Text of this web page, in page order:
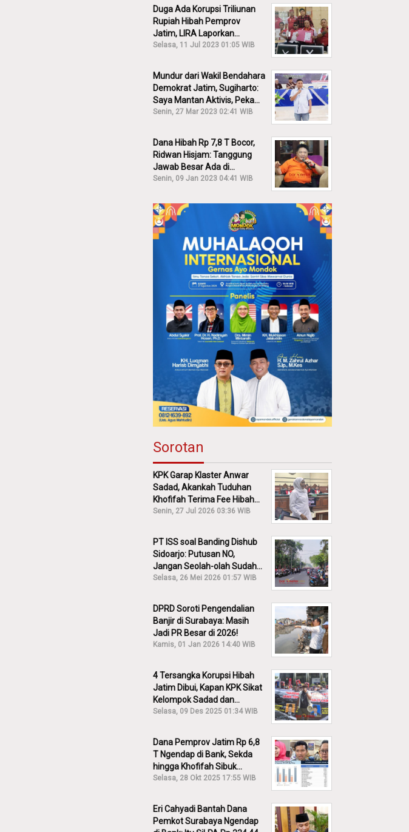
Duga Ada Korupsi Triliunan
Rupiah Hibah Pemprov
Jatim, LIRA Laporkan
Khofifah ke KPK: Dia Harus
Selasa, 11 Jul 2023 01:05 WIB
Mundur dari Wakil Bendahara
Demokrat Jatim, Sugiharto:
Saya Mantan Aktivis, Peka
Sekali Kalau Ada yang
Senin, 27 Mar 2023 02:41 WIB
Dana Hibah Rp 7,8 T Bocor,
Ridwan Hisjam: Tanggung
Jawab Besar Ada di
Pemprov, Bukan DPRD Jatim!
Senin, 09 Jan 2023 04:41 WIB
Sorotan
KPK Garap Klaster Anwar
Sadad, Akankah Tuduhan
Khofifah Terima Fee Hibah
30% Diusut?
Senin, 27 Jul 2026 03:36 WIB
PT ISS soal Banding Dishub
Sidoarjo: Putusan NO,
Jangan Seolah-olah Sudah
Menang!
Selasa, 26 Mei 2026 01:57 WIB
DPRD Soroti Pengendalian
Banjir di Surabaya: Masih
Jadi PR Besar di 2026!
Kamis, 01 Jan 2026 14:40 WIB
4 Tersangka Korupsi Hibah
Jatim Dibui, Kapan KPK Sikat
Kelompok Sadad dan
Iskandar?
Selasa, 09 Des 2025 01:34 WIB
Dana Pemprov Jatim Rp 6,8
T Ngendap di Bank, Sekda
hingga Khofifah Sibuk
Membantah!
Selasa, 28 Okt 2025 17:55 WIB
Eri Cahyadi Bantah Dana
Pemkot Surabaya Ngendap